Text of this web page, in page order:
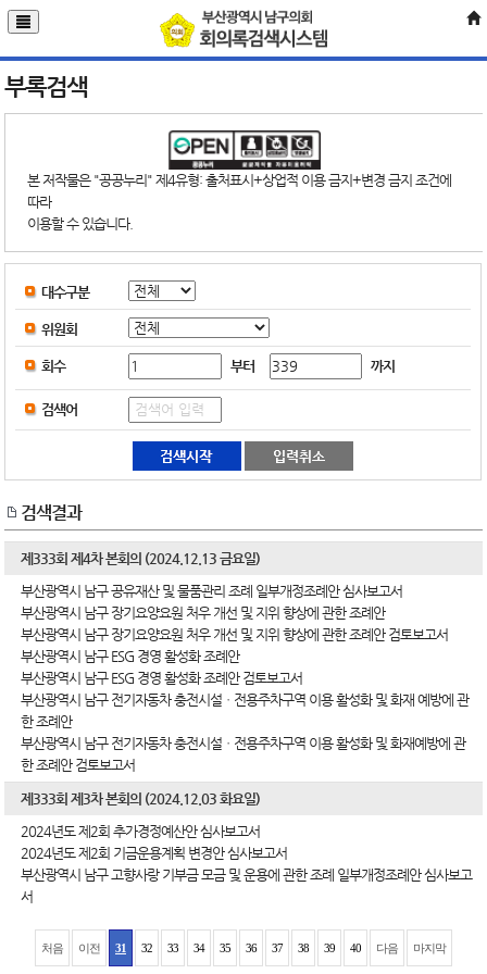
부록검색
본 저작물은 "공공누리" 제4유형: 출처표시+상업적 이용 금지+변경 금지 조건에
따라
이용할 수 있습니다.
대수구분
위원회
회수 부터 까지
검색어
검색결과
제333회 제4차 본회의 (2024.12.13 금요일)
부산광역시 남구 공유재산 및 물품관리 조례 일부개정조례안 심사보고서
부산광역시 남구 장기요양요원 처우 개선 및 지위 향상에 관한 조례안
부산광역시 남구 장기요양요원 처우 개선 및 지위 향상에 관한 조례안 검토보고서
부산광역시 남구 ESG 경영 활성화 조례안
부산광역시 남구 ESG 경영 활성화 조례안 검토보고서
부산광역시 남구 전기자동차 충전시설ㆍ전용주차구역 이용 활성화 및 화재 예방에 관
한 조례안
부산광역시 남구 전기자동차 충전시설ㆍ전용주차구역 이용 활성화 및 화재예방에 관
한 조례안 검토보고서
제333회 제3차 본회의 (2024.12.03 화요일)
2024년도 제2회 추가경정예산안 심사보고서
2024년도 제2회 기금운용계획 변경안 심사보고서
부산광역시 남구 고향사랑 기부금 모금 및 운용에 관한 조례 일부개정조례안 심사보고
서
처음 이전 31 32 33 34 35 36 37 38 39 40 다음 마지막